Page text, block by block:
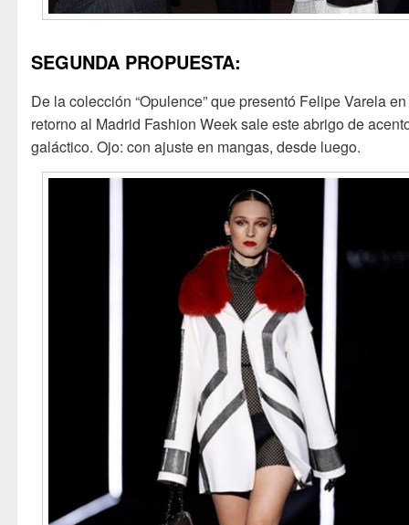
SEGUNDA PROPUESTA:
De la colección “Opulence” que presentó Felipe Varela
retorno al Madrid Fashion Week sale este abrigo de
galáctico. Ojo: con ajuste en mangas, desde luego.